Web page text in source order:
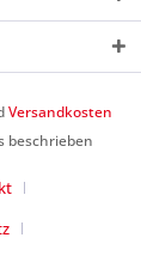
Versandkosten
beschrieben